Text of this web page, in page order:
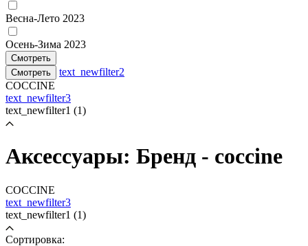
Весна-Лето 2023
Осень-Зима 2023
Смотреть
Смотреть
text_newfilter2
COCCINE
text_newfilter3
text_newfilter1 (1)
Аксеcсуары: Бренд - coccine
COCCINE
text_newfilter3
text_newfilter1 (1)
Сортировка: